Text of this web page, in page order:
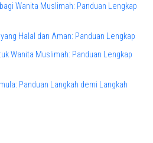
Wanita Muslimah: Panduan Lengkap
Halal dan Aman: Panduan Lengkap
Wanita Muslimah: Panduan Lengkap
Panduan Langkah demi Langkah